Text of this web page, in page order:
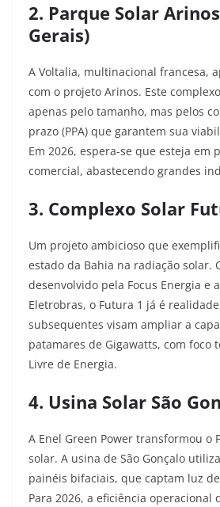
2. Parque Solar
Gerais)
A Voltalia, multinacional francesa,
com o projeto Arinos. Este
apenas pelo tamanho, mas pelos
prazo (PPA) que garantem sua
Em 2026, espera-se que esteja em
comercial, abastecendo grandes
3. Complexo Solar
Um projeto ambicioso que
estado da Bahia na radiação solar.
desenvolvido pela Focus Energia e
Eletrobras, o Futura 1 já é
subsequentes visam ampliar a
patamares de Gigawatts, com foco
Livre de Energia.
4. Usina Solar São
A Enel Green Power transformou o
solar. A usina de São Gonçalo
painéis bifaciais, que captam luz
Para 2026, a eficiência operacional